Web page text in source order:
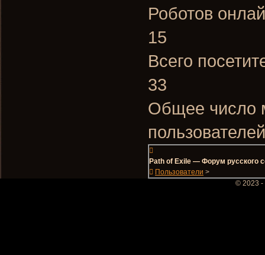
Роботов
15
Всего
33
Общее число
Path of Exile — Форум русского
Пользователи >
© 2023 -